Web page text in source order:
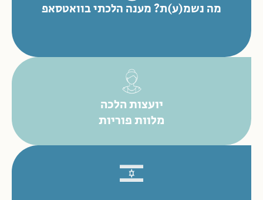
מה נשמ(ע)ת? מענה הלכתי בוואטסאפ
יועצות הלכה
מלוות פוריות